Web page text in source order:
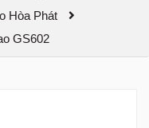
Hòa Phát
GS602